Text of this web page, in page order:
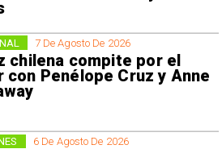
7 De Agosto De 2026
chilena compite por el
con Penélope Cruz y Anne
6 De Agosto De 2026